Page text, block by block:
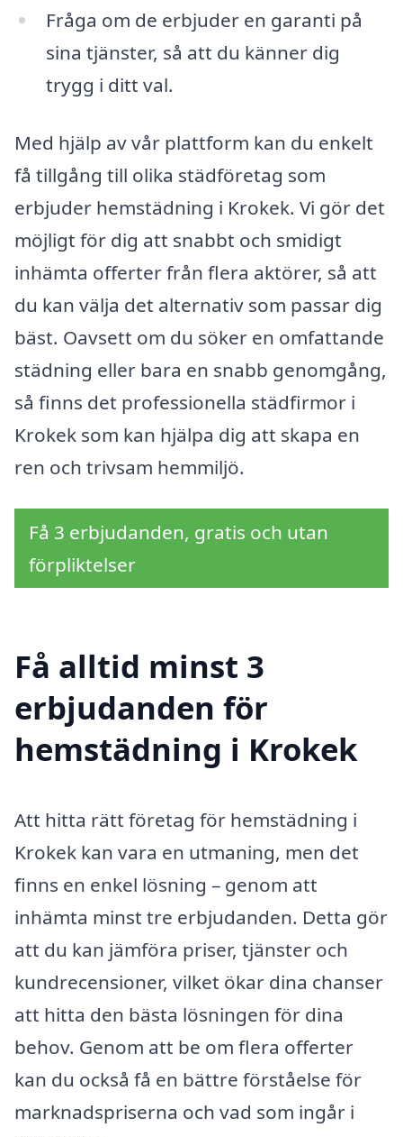
Fråga om de erbjuder en garanti på
sina tjänster, så att du känner dig
trygg i ditt val.
Med hjälp av vår plattform kan du enkelt
få tillgång till olika städföretag som
erbjuder hemstädning i Krokek. Vi gör det
möjligt för dig att snabbt och smidigt
inhämta offerter från flera aktörer, så att
du kan välja det alternativ som passar dig
bäst. Oavsett om du söker en omfattande
städning eller bara en snabb genomgång,
så finns det professionella städfirmor i
Krokek som kan hjälpa dig att skapa en
ren och trivsam hemmiljö.
Få 3 erbjudanden, gratis och utan
förpliktelser
Få alltid minst 3
erbjudanden för
hemstädning i Krokek
Att hitta rätt företag för hemstädning i
Krokek kan vara en utmaning, men det
finns en enkel lösning – genom att
inhämta minst tre erbjudanden. Detta gör
att du kan jämföra priser, tjänster och
kundrecensioner, vilket ökar dina chanser
att hitta den bästa lösningen för dina
behov. Genom att be om flera offerter
kan du också få en bättre förståelse för
marknadspriserna och vad som ingår i